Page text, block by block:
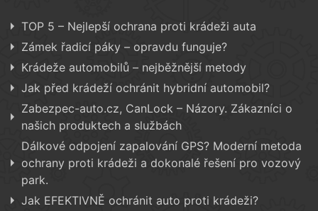
TOP 5 – Nejlepší ochrana proti krádeži auta
Zámek řadicí páky – opravdu funguje?
Krádeže automobilů – nejběžnější metody
Jak před krádeží ochránit hybridní automobil?
Zabezpec-auto.cz, CanLock – Názory. Zákazníci o
našich produktech a službách
Dálkové odpojení zapalování GPS? Moderní metoda
ochrany proti krádeži a dokonalé řešení pro vozový
park.
Jak EFEKTIVNĚ ochránit auto proti krádeži?